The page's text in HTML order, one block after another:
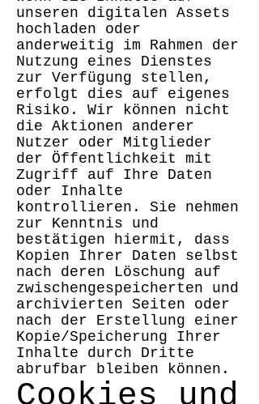
unseren digitalen Assets
hochladen oder
anderweitig im Rahmen der
Nutzung eines Dienstes
zur Verfügung stellen,
erfolgt dies auf eigenes
Risiko. Wir können nicht
die Aktionen anderer
Nutzer oder Mitglieder
der Öffentlichkeit mit
Zugriff auf Ihre Daten
oder Inhalte
kontrollieren. Sie nehmen
zur Kenntnis und
bestätigen hiermit, dass
Kopien Ihrer Daten selbst
nach deren Löschung auf
zwischengespeicherten und
archivierten Seiten oder
nach der Erstellung einer
Kopie/Speicherung Ihrer
Inhalte durch Dritte
abrufbar bleiben können.
Cookies und